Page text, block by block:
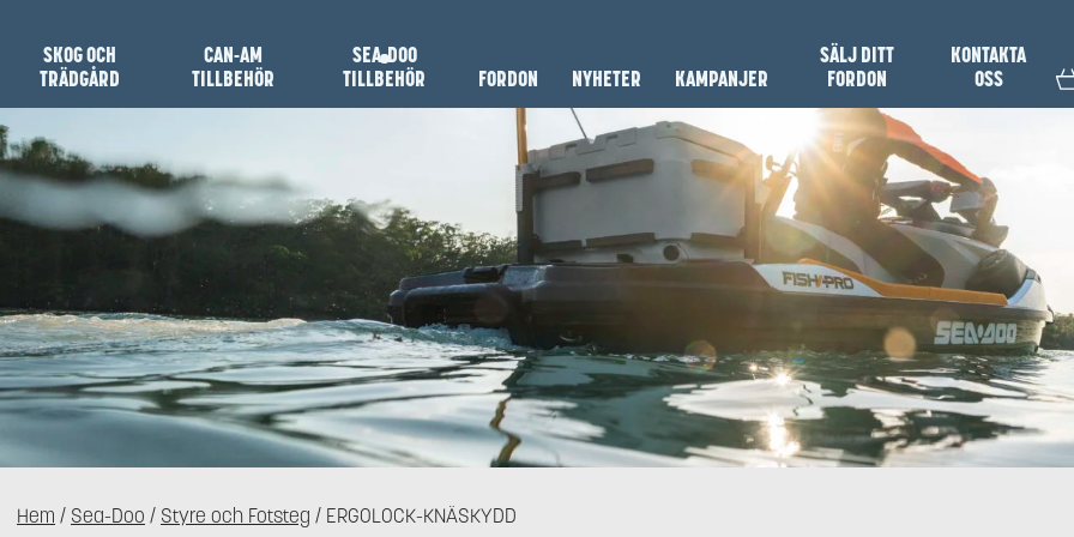
SKOG OCH
TRÄDGÅRD
CAN-AM
TILLBEHÖR
SEA-DOO
TILLBEHÖR
FORDON NYHETER KAMPANJER
SÄLJ DITT
FORDON
KONTAKTA
OSS
Hem / Sea-Doo / Styre och Fotsteg / ERGOLOCK-KNÄSKYDD